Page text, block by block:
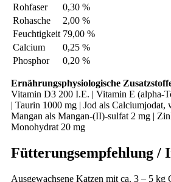
Rohfaser
0,30 %
Rohasche
2,00 %
Feuchtigkeit 79,00 %
Calcium
0,25 %
Phosphor
0,20 %
Ernährungsphysiologische
Vitamin D3 200 I.E. | Vitamin E (alpha-
| Taurin 1000 mg | Jod als Calciumjodat,
Mangan als Mangan-(II)-sulfat 2 mg |
Monohydrat 20 mg
Fütterungsempfehlung /
Ausgewachsene Katzen mit ca. 3 – 5 kg